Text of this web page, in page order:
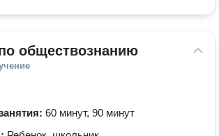
обществознанию
60 минут, 90 минут